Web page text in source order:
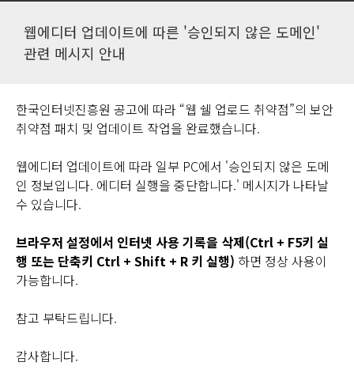
웹에디터 업데이트에 따른 '승인되지 않은 도메인'
관련 메시지 안내
한국인터넷진흥원 공고에 따라 “웹 쉘 업로드 취약점”의 보안
취약점 패치 및 업데이트 작업을 완료했습니다.
웹에디터 업데이트에 따라 일부 PC에서 '승인되지 않은 도메
인 정보입니다. 에디터 실행을 중단합니다.' 메시지가 나타날
수 있습니다.
브라우저 설정에서 인터넷 사용 기록을 삭제(Ctrl + F5키 실
행 또는 단축키 Ctrl + Shift + R 키 실행) 하면 정상 사용이
가능합니다.
참고 부탁드립니다.
감사합니다.